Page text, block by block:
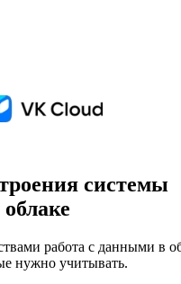
системы
работа с данными в
нужно учитывать.